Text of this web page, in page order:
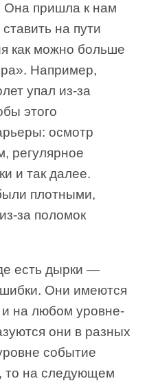
Она пришла к нам
на пути
как можно больше
Например,
упал из-за
этого
осмотр
регулярное
и так далее.
плотными,
за поломок
есть дырки —
Они имеются
и на любом уровне-
они в разных
событие
то на следующем